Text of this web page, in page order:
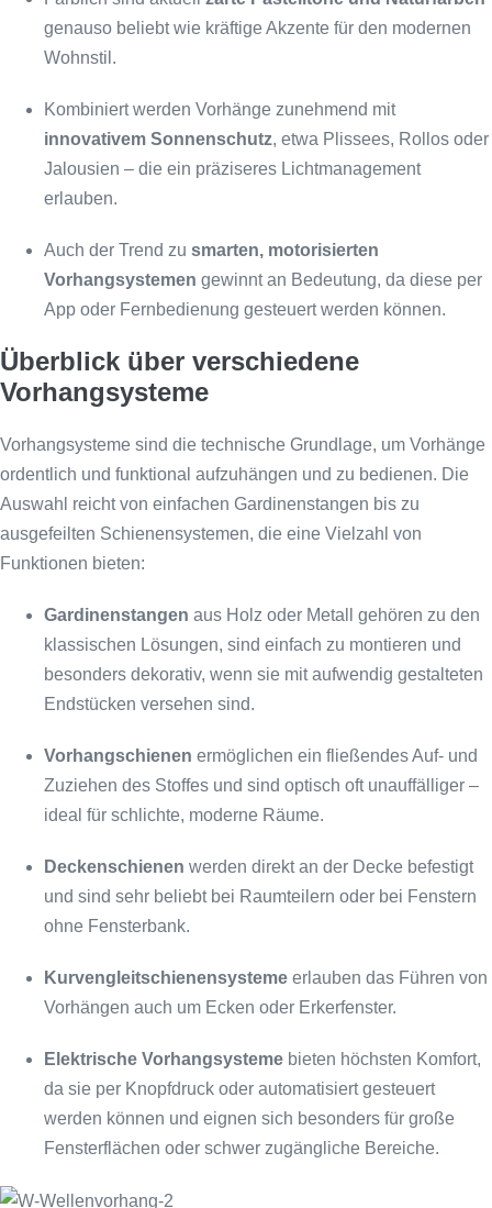
genauso beliebt wie kräftige Akzente für den modernen
Wohnstil.
Kombiniert werden Vorhänge zunehmend mit
innovativem Sonnenschutz, etwa Plissees, Rollos oder
Jalousien – die ein präziseres Lichtmanagement
erlauben.
Auch der Trend zu smarten, motorisierten
Vorhangsystemen gewinnt an Bedeutung, da diese per
App oder Fernbedienung gesteuert werden können.
Überblick über verschiedene
Vorhangsysteme
Vorhangsysteme sind die technische Grundlage, um Vorhänge
ordentlich und funktional aufzuhängen und zu bedienen. Die
Auswahl reicht von einfachen Gardinenstangen bis zu
ausgefeilten Schienensystemen, die eine Vielzahl von
Funktionen bieten:
Gardinenstangen aus Holz oder Metall gehören zu den
klassischen Lösungen, sind einfach zu montieren und
besonders dekorativ, wenn sie mit aufwendig gestalteten
Endstücken versehen sind.
Vorhangschienen ermöglichen ein fließendes Auf- und
Zuziehen des Stoffes und sind optisch oft unauffälliger –
ideal für schlichte, moderne Räume.
Deckenschienen werden direkt an der Decke befestigt
und sind sehr beliebt bei Raumteilern oder bei Fenstern
ohne Fensterbank.
Kurvengleitschienensysteme erlauben das Führen von
Vorhängen auch um Ecken oder Erkerfenster.
Elektrische Vorhangsysteme bieten höchsten Komfort,
da sie per Knopfdruck oder automatisiert gesteuert
werden können und eignen sich besonders für große
Fensterflächen oder schwer zugängliche Bereiche.